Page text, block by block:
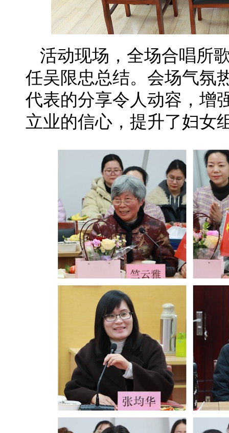
活动现场，全场合唱所
任吴限忠总结。会场气氛
代表的分享令人动容，增
立业的信心，提升了妇女